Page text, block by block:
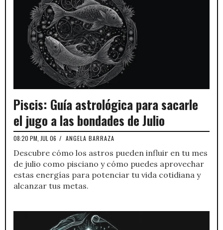
Piscis: Guía astrológica para sacarle
el jugo a las bondades de Julio
08:20 PM, JUL 06 / ANGELA BARRAZA
Descubre cómo los astros pueden influir en tu mes
de julio como pisciano y cómo puedes aprovechar
estas energías para potenciar tu vida cotidiana y
alcanzar tus metas.